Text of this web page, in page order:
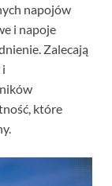
napojów
i napoje
Zalecają
i
które